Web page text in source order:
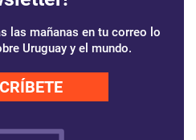
las mañanas en tu correo lo
Uruguay y el mundo.